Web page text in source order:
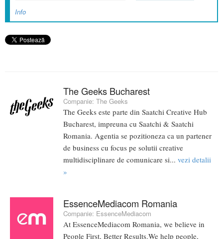
Info
The Geeks Bucharest
Companie: The Geeks
The Geeks este parte din Saatchi Creative Hub
Bucharest, impreuna cu Saatchi & Saatchi
Romania. Agentia se pozitioneza ca un partener
de business cu focus pe solutii creative
multidisciplinare de comunicare si... vezi detalii
»
EssenceMediacom Romania
Companie: EssenceMediacom
At EssenceMediacom Romania, we believe in
People First, Better Results.We help people,